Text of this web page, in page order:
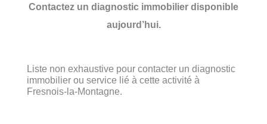
Contactez un diagnostic immobilier disponible
aujourd’hui.
Liste non exhaustive pour contacter un diagnostic
immobilier ou service lié à cette activité à
Fresnois-la-Montagne.